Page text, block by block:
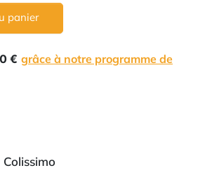
panier
€ grâce à notre programme de